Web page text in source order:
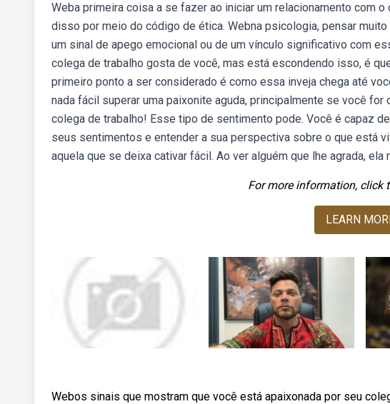
Weba primeira coisa a se fazer ao iniciar um relacionamento com
disso por meio do código de ética. Webna psicologia, pensar
um sinal de apego emocional ou de um vínculo significativo com
colega de trabalho gosta de você, mas está escondendo isso, é
primeiro ponto a ser considerado é como essa inveja chega até
nada fácil superar uma paixonite aguda, principalmente se você
colega de trabalho! Esse tipo de sentimento pode. Você é capaz
seus sentimentos e entender a sua perspectiva sobre o que está
aquela que se deixa cativar fácil. Ao ver alguém que lhe agrada,
For more information, click
LEARN
Webos sinais que mostram que você está apaixonada por seu